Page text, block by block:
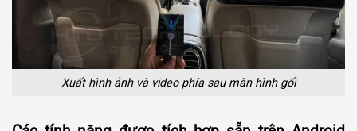
Xuất hình ảnh và video phía sau màn hình gối